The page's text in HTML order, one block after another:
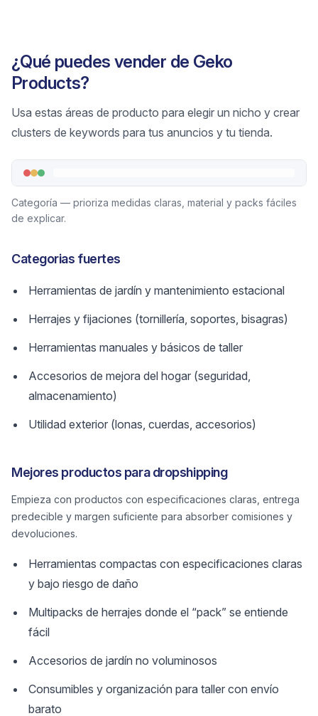
¿Qué puedes vender de Geko
Products?
Usa estas áreas de producto para elegir un nicho y crear
clusters de keywords para tus anuncios y tu tienda.
Categoría — prioriza medidas claras, material y packs fáciles
de explicar.
Categorias fuertes
Herramientas de jardín y mantenimiento estacional
Herrajes y fijaciones (tornillería, soportes, bisagras)
Herramientas manuales y básicos de taller
Accesorios de mejora del hogar (seguridad,
almacenamiento)
Utilidad exterior (lonas, cuerdas, accesorios)
Mejores productos para dropshipping
Empieza con productos con especificaciones claras, entrega
predecible y margen suficiente para absorber comisiones y
devoluciones.
Herramientas compactas con especificaciones claras
y bajo riesgo de daño
Multipacks de herrajes donde el “pack” se entiende
fácil
Accesorios de jardín no voluminosos
Consumibles y organización para taller con envío
barato